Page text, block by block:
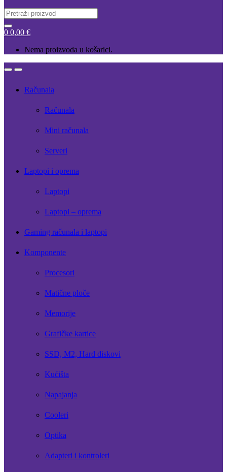
Search
for:
0 0,00 €
Nema proizvoda u košarici.
OpenClose
Računala
Računala
Mini računala
Serveri
Laptopi i oprema
Laptopi
Laptopi – oprema
Gaming računala i laptopi
Komponente
Procesori
Matične ploče
Memorije
Grafičke kartice
SSD, M2, Hard diskovi
Kućišta
Napajanja
Cooleri
Optika
Adapteri i kontroleri